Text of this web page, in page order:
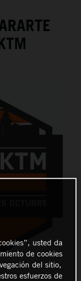
usted da
de cookies
del sitio,
esfuerzos de